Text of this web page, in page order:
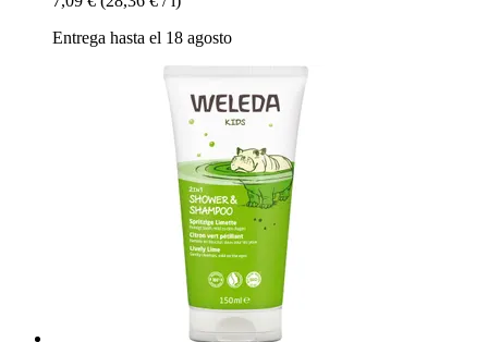
Entrega hasta el 18 agosto